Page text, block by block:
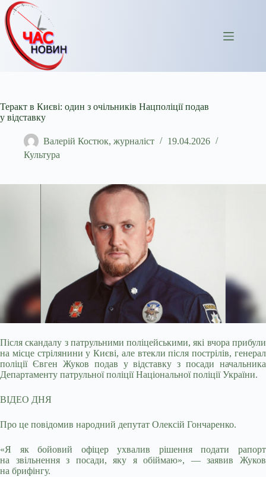
Перейти
до
вмісту
Теракт в Києві: один з очільників Нацполіції подав
у відставку
Валерій Костюк, журналіст
19.04.2026
Культура
Після скандалу з патрульними поліцейськими, які вчора прибули
на місце стрілянини у Києві, але втекли після пострілів, генерал
поліції Євген Жуков подав у відставку з посади начальника
Департаменту патрульної поліції Національної поліції України.
ВІДЕО ДНЯ
Про це повідомив народний депутат Олексій Гончаренко.
«Я як бойовий офіцер ухвалив рішення подати рапорт
на звільнення з посади, яку я обіймаю», — заявив Жуков
на брифінгу.